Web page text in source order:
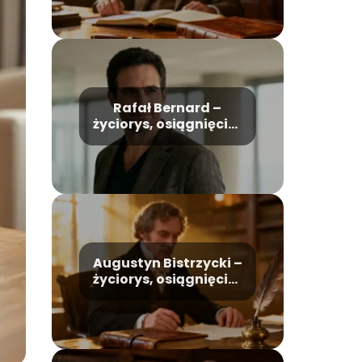
Rafał Bernard –
życiorys, osiągnięcia,
życie prywatne
Augustyn Bistrzycki –
życiorys, osiągnięcia,
życie prywatne